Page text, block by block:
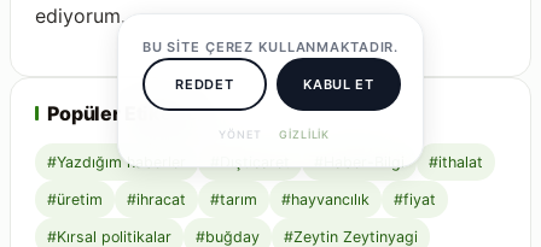
ediyorum.
Popüler Etiketler
#Yazdığım haberler #ithalat
#üretim #ihracat #tarım #hayvancılık #fiyat
#Kırsal politikalar #buğday #Zeytin Zeytinyagi
BU SITE ÇEREZ KULLANMAKTADIR.
REDDET
YÖNET
KABUL ET
GIZLILIK